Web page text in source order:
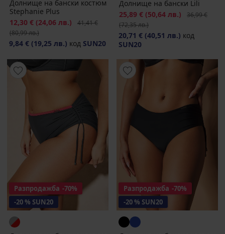
Долнище на бански костюм
Stephanie Plus
Намаление
12,30 € (24,06 лв.) Първоначална цена
41,41 €
(80,99 лв.)
9,84 € (19,25 лв.) код SUN20
Долнище на бански Lili
Намаление
25,89 € (50,64 лв.)
36,99 €
(72,35 лв.)
20,71 € (40,51 лв.) код
SUN20
Разпродажба -70%
-20 % SUN20
Разпродажба -70%
-20 % SUN20